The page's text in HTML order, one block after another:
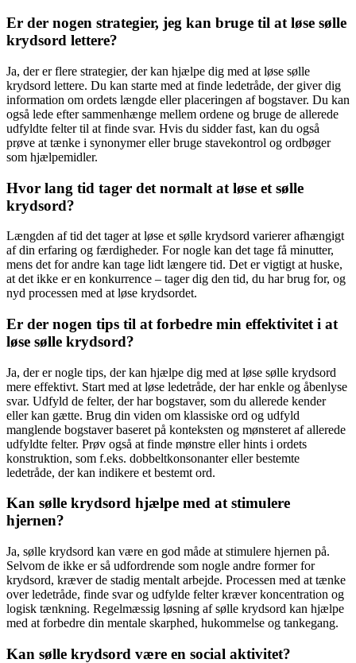
Er der nogen strategier, jeg kan bruge til at løse sølle
krydsord lettere?
Ja, der er flere strategier, der kan hjælpe dig med at løse sølle
krydsord lettere. Du kan starte med at finde ledetråde, der giver dig
information om ordets længde eller placeringen af bogstaver. Du kan
også lede efter sammenhænge mellem ordene og bruge de allerede
udfyldte felter til at finde svar. Hvis du sidder fast, kan du også
prøve at tænke i synonymer eller bruge stavekontrol og ordbøger
som hjælpemidler.
Hvor lang tid tager det normalt at løse et sølle
krydsord?
Længden af tid det tager at løse et sølle krydsord varierer afhængigt
af din erfaring og færdigheder. For nogle kan det tage få minutter,
mens det for andre kan tage lidt længere tid. Det er vigtigt at huske,
at det ikke er en konkurrence – tager dig den tid, du har brug for, og
nyd processen med at løse krydsordet.
Er der nogen tips til at forbedre min effektivitet i at
løse sølle krydsord?
Ja, der er nogle tips, der kan hjælpe dig med at løse sølle krydsord
mere effektivt. Start med at løse ledetråde, der har enkle og åbenlyse
svar. Udfyld de felter, der har bogstaver, som du allerede kender
eller kan gætte. Brug din viden om klassiske ord og udfyld
manglende bogstaver baseret på konteksten og mønsteret af allerede
udfyldte felter. Prøv også at finde mønstre eller hints i ordets
konstruktion, som f.eks. dobbeltkonsonanter eller bestemte
ledetråde, der kan indikere et bestemt ord.
Kan sølle krydsord hjælpe med at stimulere
hjernen?
Ja, sølle krydsord kan være en god måde at stimulere hjernen på.
Selvom de ikke er så udfordrende som nogle andre former for
krydsord, kræver de stadig mentalt arbejde. Processen med at tænke
over ledetråde, finde svar og udfylde felter kræver koncentration og
logisk tænkning. Regelmæssig løsning af sølle krydsord kan hjælpe
med at forbedre din mentale skarphed, hukommelse og tankegang.
Kan sølle krydsord være en social aktivitet?